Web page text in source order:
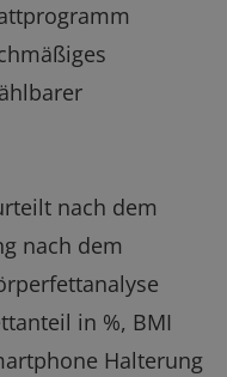
nach dem
nach dem
in %, BMI
Halterung